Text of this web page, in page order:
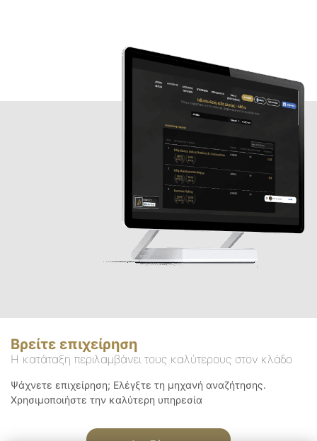
Βρείτε επιχείρηση
Η κατάταξη περιλαμβάνει τους καλύτερους στον κλάδο
Ψάχνετε επιχείρηση; Ελέγξτε τη μηχανή αναζήτησης.
Χρησιμοποιήστε την καλύτερη υπηρεσία